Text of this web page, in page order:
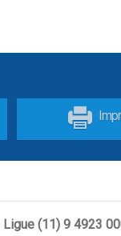
Ligue (11) 9 4923